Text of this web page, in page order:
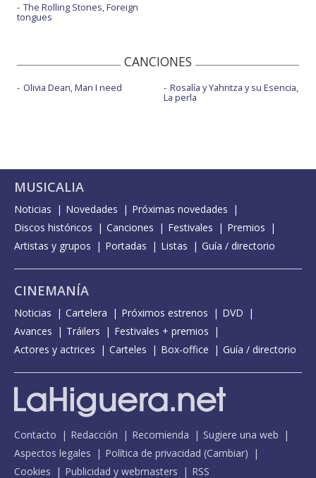
The Rolling Stones, Foreign
tongues
CANCIONES
Olivia Dean, Man I need Rosalía y Yahritza y su Esencia,
La perla
MUSICALIA
Noticias Novedades
Próximas novedades
Discos históricos
Canciones Festivales
Premios
Artistas y grupos
Portadas Listas Guía / directorio
CINEMANÍA
Noticias Cartelera Próximos estrenos
DVD
Avances
Tráilers
Festivales + premios
Actores y actrices
Carteles Box-office Guía / directorio
Contacto Redacción Recomienda
Sugiere una web
Aspectos legales
Política de privacidad (Cambiar)
Cookies
Publicidad y webmasters RSS